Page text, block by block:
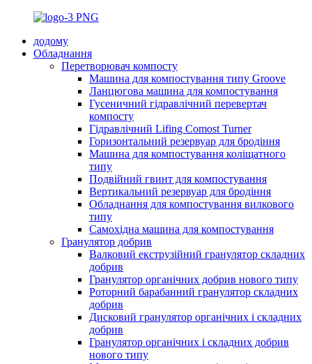
додому
Обладнання
Перетворювач компосту
Машина для компостування типу Groove
Ланцюгова машина для компостування
Гусеничний гідравлічний перевертач
компосту
Гідравлічний Lifing Comost Turner
Горизонтальний резервуар для бродіння
Машина для компостування коліщатного
типу
Подвійний гвинт для компостування
Вертикальний резервуар для бродіння
Обладнання для компостування вилкового
типу
Самохідна машина для компостування
Гранулятор добрив
Валковий екструзійний гранулятор складних
добрив
Гранулятор органічних добрив нового типу
Роторний барабанний гранулятор складних
добрив
Дисковий гранулятор органічних і складних
добрив
Гранулятор органічних і складних добрив
нового типу